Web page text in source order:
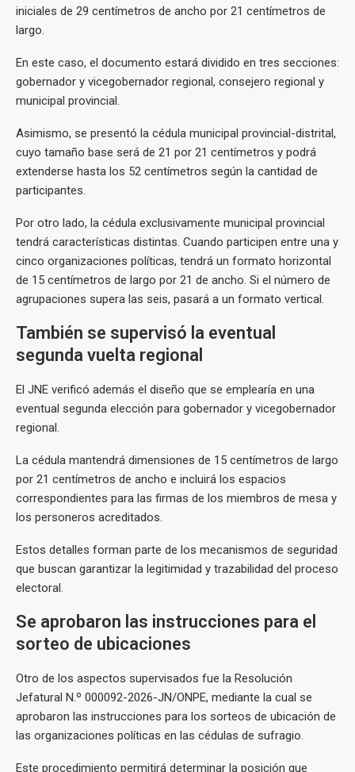
iniciales de 29 centímetros de ancho por 21 centímetros de
largo.
En este caso, el documento estará dividido en tres secciones:
gobernador y vicegobernador regional, consejero regional y
municipal provincial.
Asimismo, se presentó la cédula municipal provincial-distrital,
cuyo tamaño base será de 21 por 21 centímetros y podrá
extenderse hasta los 52 centímetros según la cantidad de
participantes.
Por otro lado, la cédula exclusivamente municipal provincial
tendrá características distintas. Cuando participen entre una y
cinco organizaciones políticas, tendrá un formato horizontal
de 15 centímetros de largo por 21 de ancho. Si el número de
agrupaciones supera las seis, pasará a un formato vertical.
También se supervisó la eventual
segunda vuelta regional
El JNE verificó además el diseño que se emplearía en una
eventual segunda elección para gobernador y vicegobernador
regional.
La cédula mantendrá dimensiones de 15 centímetros de largo
por 21 centímetros de ancho e incluirá los espacios
correspondientes para las firmas de los miembros de mesa y
los personeros acreditados.
Estos detalles forman parte de los mecanismos de seguridad
que buscan garantizar la legitimidad y trazabilidad del proceso
electoral.
Se aprobaron las instrucciones para el
sorteo de ubicaciones
Otro de los aspectos supervisados fue la Resolución
Jefatural N.º 000092-2026-JN/ONPE, mediante la cual se
aprobaron las instrucciones para los sorteos de ubicación de
las organizaciones políticas en las cédulas de sufragio.
Este procedimiento permitirá determinar la posición que